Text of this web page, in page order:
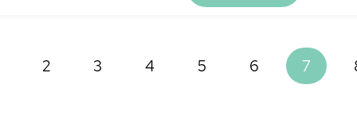
2 3 4 5 6 7